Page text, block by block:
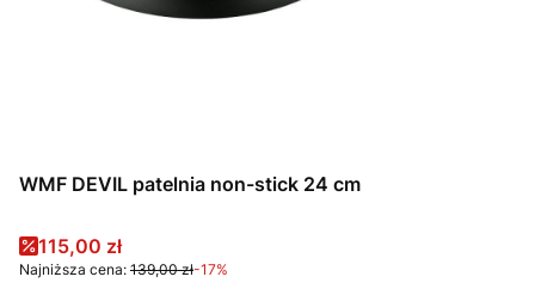
WMF DEVIL patelnia non-stick 24 cm
Cena promocyjna
115,00 zł
Najniższa cena: 139,00 zł-17%